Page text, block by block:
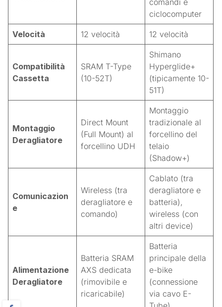
ciclocomputer
Velocità 12 velocità 12 velocità
Compatibilità
Cassetta
SRAM T-Type
(10-52T)
Shimano
Hyperglide+
(tipicamente 10-
51T)
Montaggio
Deragliatore
Direct Mount
(Full Mount) al
forcellino UDH
Montaggio
tradizionale al
forcellino del
telaio
(Shadow+)
Comunicazion
e
Wireless (tra
deragliatore e
comando)
Cablato (tra
deragliatore e
batteria),
wireless (con
altri device)
Alimentazione
Deragliatore
Batteria SRAM
AXS dedicata
(rimovibile e
ricaricabile)
Batteria
principale della
e-bike
(connessione
via cavo E-